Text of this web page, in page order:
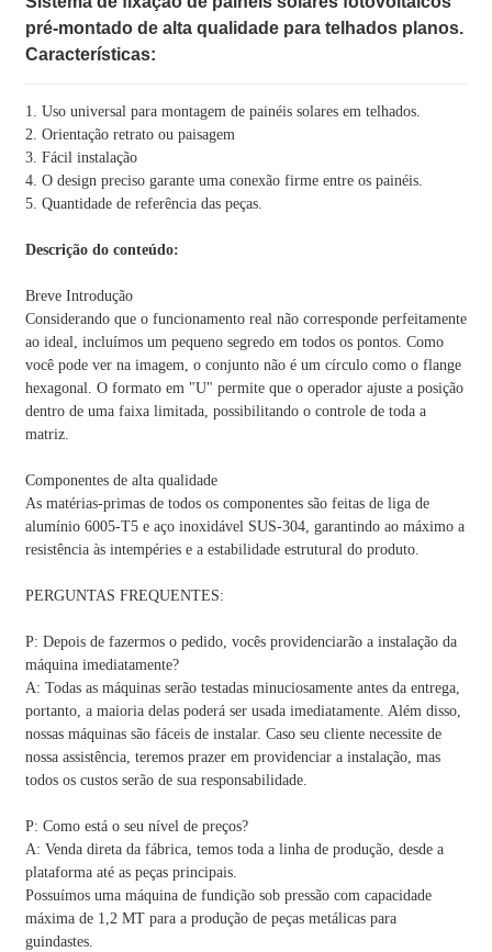
pré-montado de alta qualidade para telhados planos.
Características:
1. Uso universal para montagem de painéis solares em telhados.
2. Orientação retrato ou paisagem
3. Fácil instalação
4. O design preciso garante uma conexão firme entre os painéis.
5. Quantidade de referência das peças.
Descrição do conteúdo:
Breve Introdução
Considerando que o funcionamento real não corresponde perfeitamente
ao ideal, incluímos um pequeno segredo em todos os pontos. Como
você pode ver na imagem, o conjunto não é um círculo como o flange
hexagonal. O formato em "U" permite que o operador ajuste a posição
dentro de uma faixa limitada, possibilitando o controle de toda a
matriz.
Componentes de alta qualidade
As matérias-primas de todos os componentes são feitas de liga de
alumínio 6005-T5 e aço inoxidável SUS-304, garantindo ao máximo a
resistência às intempéries e a estabilidade estrutural do produto.
PERGUNTAS FREQUENTES:
P: Depois de fazermos o pedido, vocês providenciarão a instalação da
máquina imediatamente?
A: Todas as máquinas serão testadas minuciosamente antes da entrega,
portanto, a maioria delas poderá ser usada imediatamente. Além disso,
nossas máquinas são fáceis de instalar. Caso seu cliente necessite de
nossa assistência, teremos prazer em providenciar a instalação, mas
todos os custos serão de sua responsabilidade.
P: Como está o seu nível de preços?
A: Venda direta da fábrica, temos toda a linha de produção, desde a
plataforma até as peças principais.
Possuímos uma máquina de fundição sob pressão com capacidade
máxima de 1,2 MT para a produção de peças metálicas para
guindastes.